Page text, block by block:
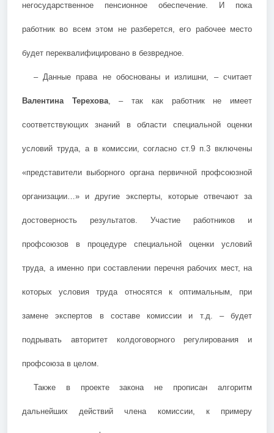
негосударственное пенсионное обеспечение. И пока
работник во всем этом не разберется, его рабочее место
будет переквалифицировано в безвредное.
– Данные права не обоснованы и излишни, – считает
Валентина Терехова, – так как работник не имеет
соответствующих знаний в области специальной оценки
условий труда, а в комиссии, согласно ст.9 п.3 включены
«представители выборного органа первичной профсоюзной
организации…» и другие эксперты, которые отвечают за
достоверность результатов. Участие работников и
профсоюзов в процедуре специальной оценки условий
труда, а именно при составлении перечня рабочих мест, на
которых условия труда относятся к оптимальным, при
замене экспертов в составе комиссии и т.д. – будет
подрывать авторитет колдоговорного регулирования и
профсоюза в целом.
Также в проекте закона не прописан алгоритм
дальнейших действий члена комиссии, к примеру